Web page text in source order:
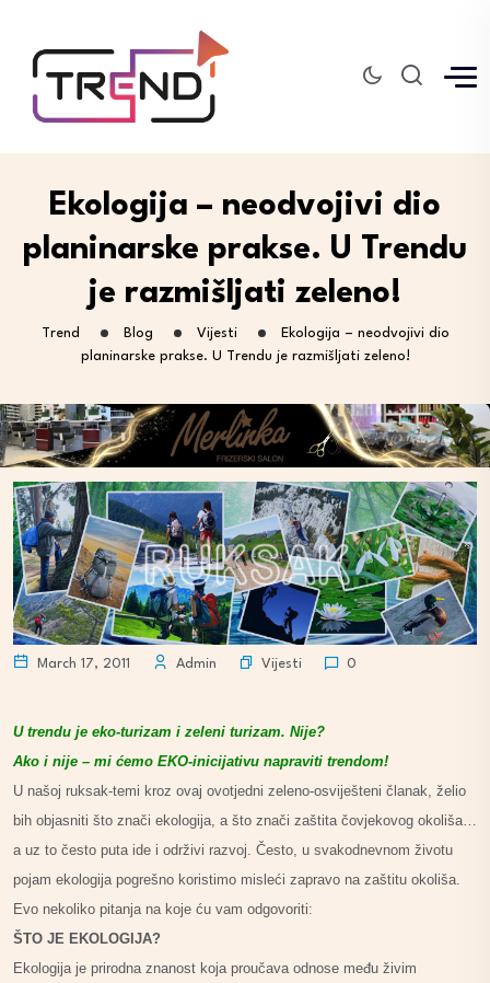
Ekologija – neodvojivi dio
planinarske prakse. U Trendu
je razmišljati zeleno!
Trend Blog Vijesti
Ekologija – neodvojivi dio
planinarske prakse. U Trendu je razmišljati zeleno!
March 17, 2011 Admin Vijesti 0
U trendu je eko-turizam i zeleni turizam. Nije?
Ako i nije – mi ćemo EKO-inicijativu napraviti trendom!
U našoj ruksak-temi kroz ovaj ovotjedni zeleno-osviješteni članak, želio
bih objasniti što znači ekologija, a što znači zaštita čovjekovog okoliša…
a uz to često puta ide i održivi razvoj. Često, u svakodnevnom životu
pojam ekologija pogrešno koristimo misleći zapravo na zaštitu okoliša.
Evo nekoliko pitanja na koje ću vam odgovoriti:
ŠTO JE EKOLOGIJA?
Ekologija je prirodna znanost koja proučava odnose među živim